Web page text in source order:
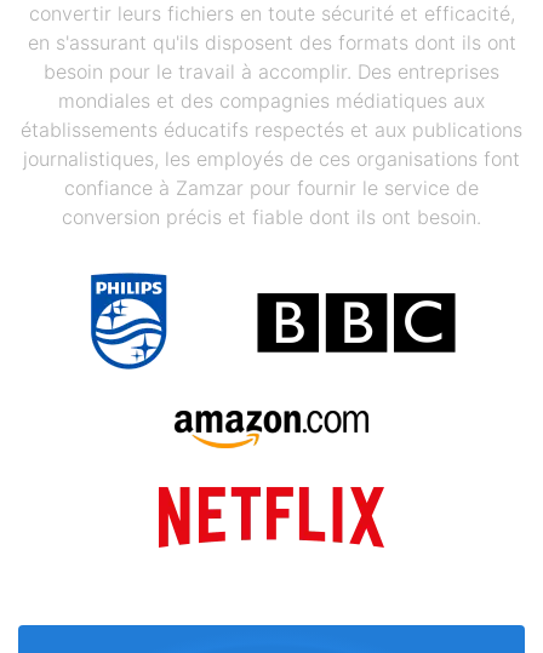
convertir leurs fichiers en toute sécurité et efficacité,
en s'assurant qu'ils disposent des formats dont ils ont
besoin pour le travail à accomplir. Des entreprises
mondiales et des compagnies médiatiques aux
établissements éducatifs respectés et aux publications
journalistiques, les employés de ces organisations font
confiance à Zamzar pour fournir le service de
conversion précis et fiable dont ils ont besoin.